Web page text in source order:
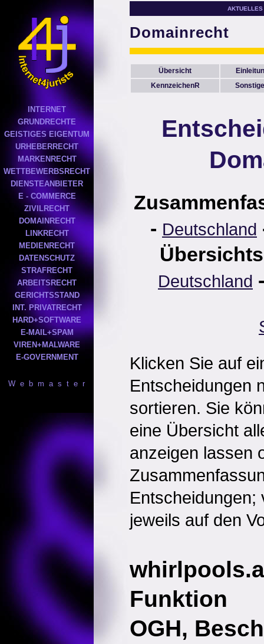
INTERNET
GRUNDRECHTE
GEISTIGES EIGENTUM
URHEBERRECHT
MARKENRECHT
WETTBEWERBSRECHT
DIENSTEANBIETER
E - COMMERCE
ZIVILRECHT
DOMAINRECHT
LINKRECHT
MEDIENRECHT
DATENSCHUTZ
STRAFRECHT
ARBEITSRECHT
GERICHTSSTAND
INT. PRIVATRECHT
HARD+SOFTWARE
E-MAIL+SPAM
VIREN+MALWARE
E-GOVERNMENT
W e b m a s t e r
AKTUELLES
Domainrecht
Übersicht
KennzeichenR
- Deutschland
Deutschland
Klicken Sie auf
Entscheidungen
sortieren. Sie
eine Übersicht
anzeigen lassen
Entscheidungen;
jeweils auf den
Funktion
OGH,